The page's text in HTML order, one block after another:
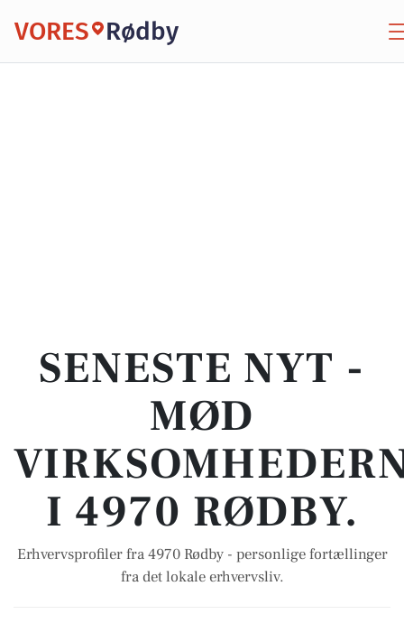
VORES Rødby
SENESTE NYT -
MØD
I 4970 RØDBY.
Erhvervsprofiler fra 4970 Rødby - personlige fortællinger
fra det lokale erhvervsliv.